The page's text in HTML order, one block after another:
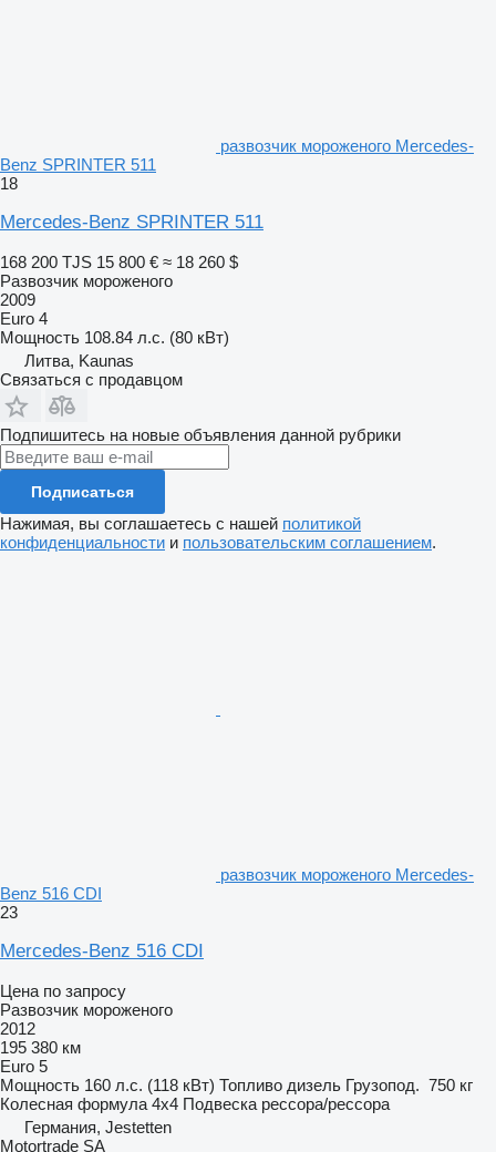
развозчик мороженого Mercedes-
Benz SPRINTER 511
18
Mercedes-Benz SPRINTER 511
168 200 TJS 15 800 € ≈ 18 260 $
Развозчик мороженого
2009
Euro 4
Мощность 108.84 л.с. (80 кВт)
Литва, Kaunas
Связаться с продавцом
Подпишитесь на новые объявления данной рубрики
Подписаться
Нажимая, вы соглашаетесь с нашей политикой
конфиденциальности и пользовательским соглашением.
развозчик мороженого Mercedes-
Benz 516 CDI
23
Mercedes-Benz 516 CDI
Цена по запросу
Развозчик мороженого
2012
195 380 км
Euro 5
Мощность 160 л.с. (118 кВт) Топливо дизель Грузопод. 750 кг
Колесная формула 4x4 Подвеска рессора/рессора
Германия, Jestetten
Motortrade SA